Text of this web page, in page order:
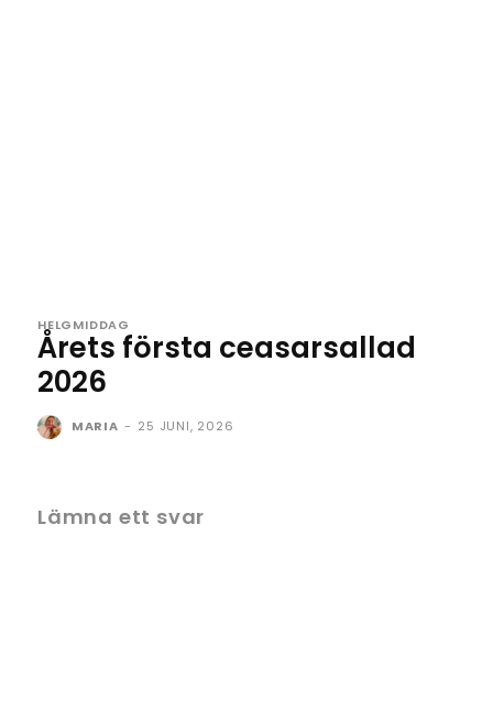
HELGMIDDAG
Årets första ceasarsallad
2026
MARIA - 25 JUNI, 2026
Lämna ett svar